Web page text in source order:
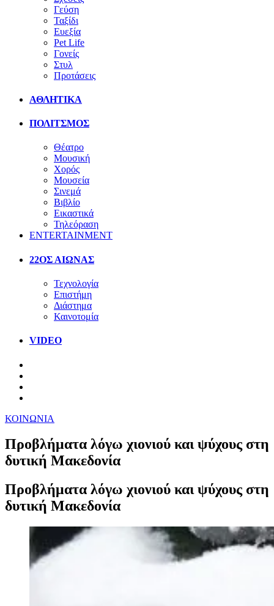
Γεύση
Ταξίδι
Ευεξία
Pet Life
Γονείς
Στυλ
Προτάσεις
ΑΘΛΗΤΙΚΑ
ΠΟΛΙΤΣΜΟΣ
Θέατρο
Μουσική
Χορός
Μουσεία
Σινεμά
Βιβλίο
Εικαστικά
Τηλεόραση
ENTERTAINMENT
22ΟΣ ΑΙΩΝΑΣ
Τεχνολογία
Επιστήμη
Διάστημα
Καινοτομία
VIDEO
ΚΟΙΝΩΝΙΑ
Προβλήματα λόγω χιονιού και ψύχους στη
δυτική Μακεδονία
Προβλήματα λόγω χιονιού και ψύχους στη
δυτική Μακεδονία